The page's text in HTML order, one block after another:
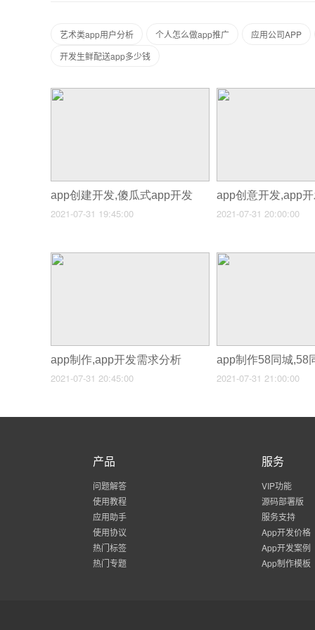
艺术类app用户分析 个人怎么做app推广
应用公司APP
开发生鲜配送app多少钱
app创建开发,傻瓜式app开发
2021-07-31 19:45:00 2021-07-31 20:00:00
app制作,app开发需求分析
2021-07-31 20:45:00 2021-07-31 21:00:00
产品
问题解答
使用教程
应用助手
使用协议
热门标签
热门专题
服务
VIP功能
源码部署版
服务支持
App开发价格
App开发案例
App制作模板